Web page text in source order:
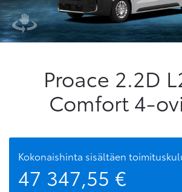
Proace 2.2D
Comfort 4-
Kokonaishinta sisältäen
47 347,55 €